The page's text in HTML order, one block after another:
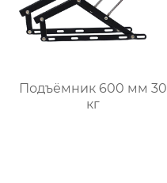
Подъёмник 600 мм 30
кг